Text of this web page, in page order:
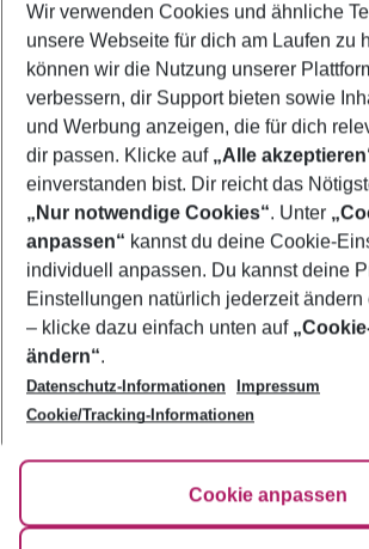
Frübucher Angebote Irland für
Familienurlaub Irland
Last Minute Irland
Städtereisen Irland
Footer
Footer navigation
Über uns
AGB
Bestpreisgarantie
Cookie-Einstellungen ändern
Cookie-Richtlinie
Impressum
Agenturbetreuung
Barrierefreies Reisen
HanseMerkur Reiseversicherung
Hilfe & Kontakt
Folge uns
Wir verwenden Cookies und ähnliche
unsere Webseite für dich am Laufen zu
können wir die Nutzung unserer
verbessern, dir Support bieten sowie
und Werbung anzeigen, die für dich
dir passen. Klicke auf „Alle
einverstanden bist. Dir reicht das
„Nur notwendige Cookies“. Unter
anpassen“ kannst du deine Cookie-
individuell anpassen. Du kannst deine
Einstellungen natürlich jederzeit ändern
– klicke dazu einfach unten auf
ändern“.
Datenschutz-Informationen
Impressum
Cookie/Tracking-Informationen
Cookie anpassen